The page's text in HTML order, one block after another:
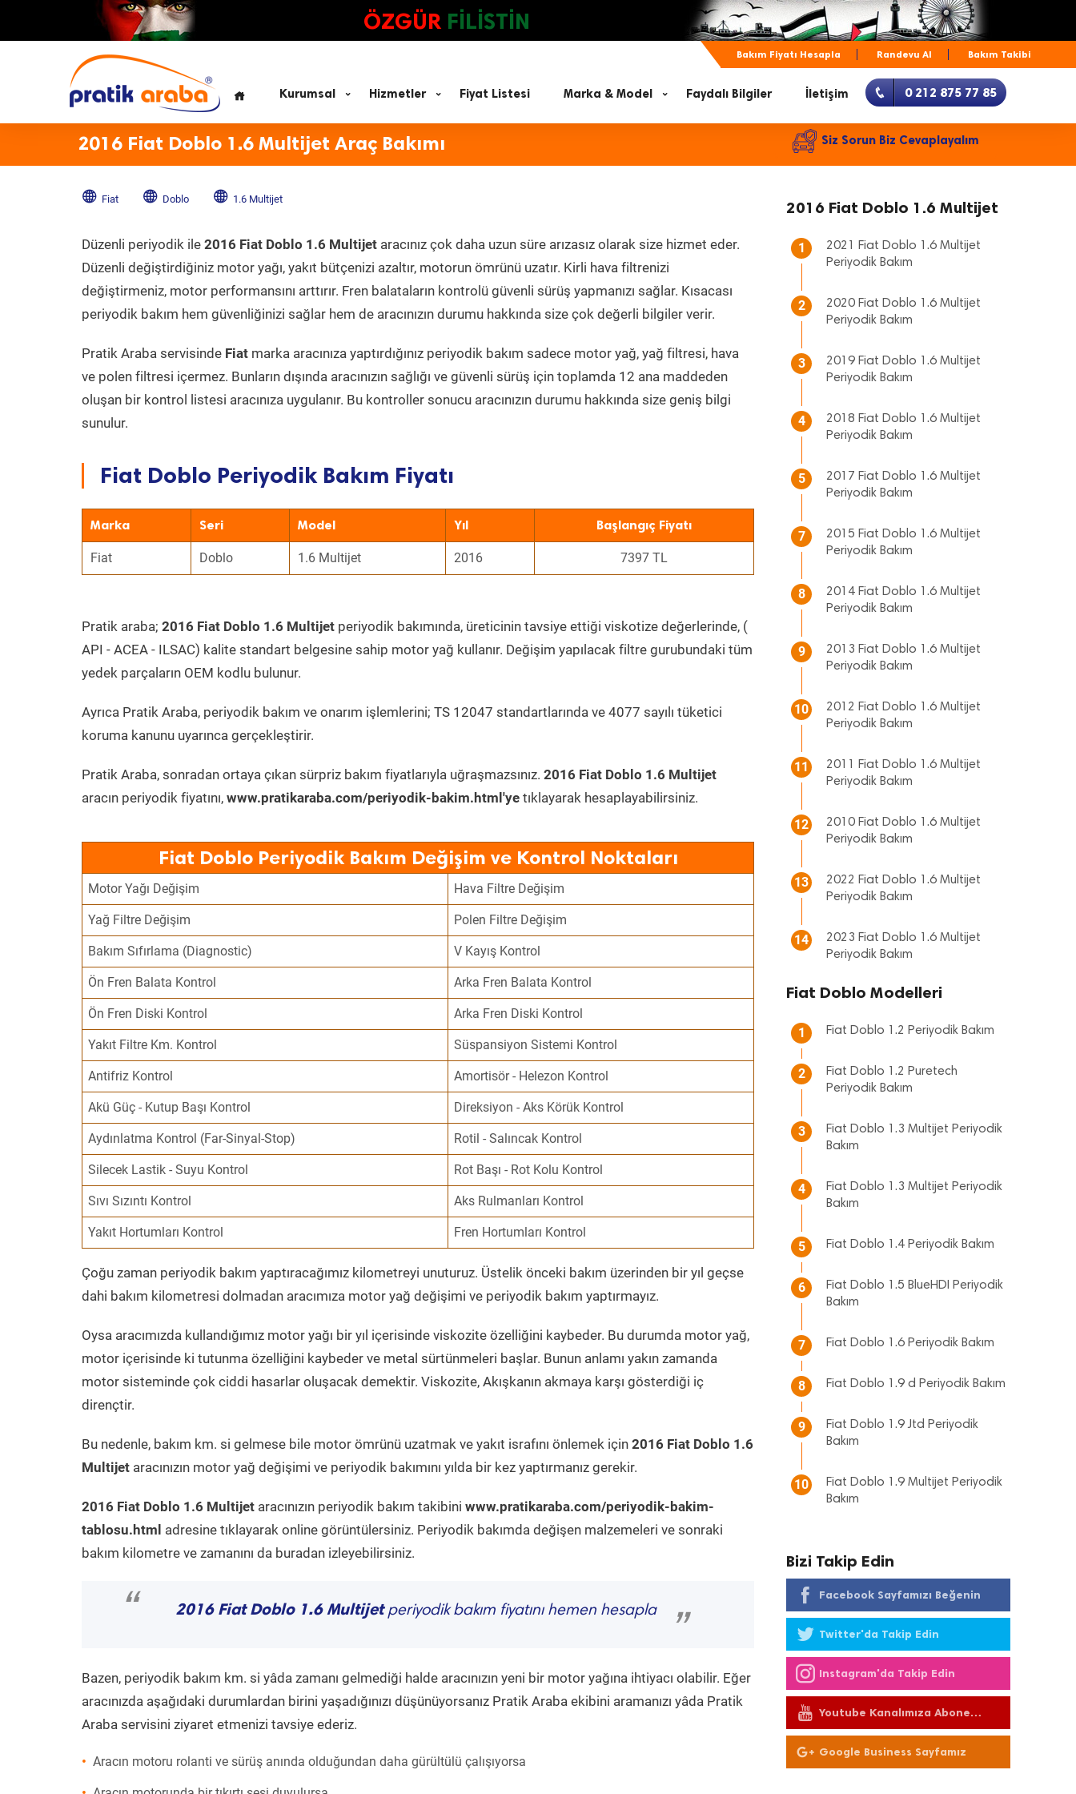
ÖZGÜR FİLİSTİN
Bakım Fiyatı Hesapla Randevu Al Bakım Takibi
Kurumsal Hizmetler Fiyat Listesi Marka & Model Faydalı Bilgiler İletişim 0 212 875 77 85
2016 Fiat Doblo 1.6 Multijet Araç Bakımı Siz Sorun Biz Cevaplayalım
Fiat Doblo 1.6 Multijet
Düzenli periyodik ile 2016 Fiat Doblo 1.6 Multijet aracınız çok daha uzun süre arızasız olarak size hizmet eder.
Düzenli değiştirdiğiniz motor yağı, yakıt bütçenizi azaltır, motorun ömrünü uzatır. Kirli hava filtrenizi
değiştirmeniz, motor performansını arttırır. Fren balataların kontrolü güvenli sürüş yapmanızı sağlar. Kısacası
periyodik bakım hem güvenliğinizi sağlar hem de aracınızın durumu hakkında size çok değerli bilgiler verir.
Pratik Araba servisinde Fiat marka aracınıza yaptırdığınız periyodik bakım sadece motor yağ, yağ filtresi, hava
ve polen filtresi içermez. Bunların dışında aracınızın sağlığı ve güvenli sürüş için toplamda 12 ana maddeden
oluşan bir kontrol listesi aracınıza uygulanır. Bu kontroller sonucu aracınızın durumu hakkında size geniş bilgi
sunulur.
Fiat Doblo Periyodik Bakım Fiyatı
Marka Seri Model Yıl Başlangıç Fiyatı
Fiat Doblo 1.6 Multijet 2016 7397 TL
Pratik araba; 2016 Fiat Doblo 1.6 Multijet periyodik bakımında, üreticinin tavsiye ettiği viskotize değerlerinde, (
API - ACEA - ILSAC) kalite standart belgesine sahip motor yağ kullanır. Değişim yapılacak filtre gurubundaki tüm
yedek parçaların OEM kodlu bulunur.
Ayrıca Pratik Araba, periyodik bakım ve onarım işlemlerini; TS 12047 standartlarında ve 4077 sayılı tüketici
koruma kanunu uyarınca gerçekleştirir.
Pratik Araba, sonradan ortaya çıkan sürpriz bakım fiyatlarıyla uğraşmazsınız. 2016 Fiat Doblo 1.6 Multijet
aracın periyodik fiyatını, www.pratikaraba.com/periyodik-bakim.html'ye tıklayarak hesaplayabilirsiniz.
Fiat Doblo Periyodik Bakım Değişim ve Kontrol Noktaları
Motor Yağı Değişim Hava Filtre Değişim
Yağ Filtre Değişim Polen Filtre Değişim
Bakım Sıfırlama (Diagnostic) V Kayış Kontrol
Ön Fren Balata Kontrol Arka Fren Balata Kontrol
Ön Fren Diski Kontrol Arka Fren Diski Kontrol
Yakıt Filtre Km. Kontrol Süspansiyon Sistemi Kontrol
Antifriz Kontrol Amortisör - Helezon Kontrol
Akü Güç - Kutup Başı Kontrol Direksiyon - Aks Körük Kontrol
Aydınlatma Kontrol (Far-Sinyal-Stop) Rotil - Salıncak Kontrol
Silecek Lastik - Suyu Kontrol Rot Başı - Rot Kolu Kontrol
Sıvı Sızıntı Kontrol Aks Rulmanları Kontrol
Yakıt Hortumları Kontrol Fren Hortumları Kontrol
Çoğu zaman periyodik bakım yaptıracağımız kilometreyi unuturuz. Üstelik önceki bakım üzerinden bir yıl geçse
dahi bakım kilometresi dolmadan aracımıza motor yağ değişimi ve periyodik bakım yaptırmayız.
Oysa aracımızda kullandığımız motor yağı bir yıl içerisinde viskozite özelliğini kaybeder. Bu durumda motor yağ,
motor içerisinde ki tutunma özelliğini kaybeder ve metal sürtünmeleri başlar. Bunun anlamı yakın zamanda
motor sisteminde çok ciddi hasarlar oluşacak demektir. Viskozite, Akışkanın akmaya karşı gösterdiği iç
dirençtir.
Bu nedenle, bakım km. si gelmese bile motor ömrünü uzatmak ve yakıt israfını önlemek için 2016 Fiat Doblo 1.6
Multijet aracınızın motor yağ değişimi ve periyodik bakımını yılda bir kez yaptırmanız gerekir.
2016 Fiat Doblo 1.6 Multijet aracınızın periyodik bakım takibini www.pratikaraba.com/periyodik-bakim-
tablosu.html adresine tıklayarak online görüntülersiniz. Periyodik bakımda değişen malzemeleri ve sonraki
bakım kilometre ve zamanını da buradan izleyebilirsiniz.
“ 2016 Fiat Doblo 1.6 Multijetperiyodik bakım fiyatını hemen hesapla
”
Bazen, periyodik bakım km. si yâda zamanı gelmediği halde aracınızın yeni bir motor yağına ihtiyacı olabilir. Eğer
aracınızda aşağıdaki durumlardan birini yaşadığınızı düşünüyorsanız Pratik Araba ekibini aramanızı yâda Pratik
Araba servisini ziyaret etmenizi tavsiye ederiz.
Aracın motoru rolanti ve sürüş anında olduğundan daha gürültülü çalışıyorsa
2016 Fiat Doblo 1.6 Multijet
1
2021 Fiat Doblo 1.6 Multijet
Periyodik Bakım
2
2020 Fiat Doblo 1.6 Multijet
Periyodik Bakım
3
2019 Fiat Doblo 1.6 Multijet
Periyodik Bakım
4
2018 Fiat Doblo 1.6 Multijet
Periyodik Bakım
5
2017 Fiat Doblo 1.6 Multijet
Periyodik Bakım
7
2015 Fiat Doblo 1.6 Multijet
Periyodik Bakım
8
2014 Fiat Doblo 1.6 Multijet
Periyodik Bakım
9
2013 Fiat Doblo 1.6 Multijet
Periyodik Bakım
10
2012 Fiat Doblo 1.6 Multijet
Periyodik Bakım
11
2011 Fiat Doblo 1.6 Multijet
Periyodik Bakım
12
2010 Fiat Doblo 1.6 Multijet
Periyodik Bakım
13
2022 Fiat Doblo 1.6 Multijet
Periyodik Bakım
14
2023 Fiat Doblo 1.6 Multijet
Periyodik Bakım
Fiat Doblo Modelleri
1 Fiat Doblo 1.2 Periyodik Bakım
2
Fiat Doblo 1.2 Puretech
Periyodik Bakım
3
Fiat Doblo 1.3 Multijet Periyodik
Bakım
4
Fiat Doblo 1.3 Multijet Periyodik
Bakım
5 Fiat Doblo 1.4 Periyodik Bakım
6
Fiat Doblo 1.5 BlueHDI Periyodik
Bakım
7 Fiat Doblo 1.6 Periyodik Bakım
8 Fiat Doblo 1.9 d Periyodik Bakım
9
Fiat Doblo 1.9 Jtd Periyodik
Bakım
10
Fiat Doblo 1.9 Multijet Periyodik
Bakım
Bizi Takip Edin
Facebook Sayfamızı Beğenin
Twitter'da Takip Edin
Instagram'da Takip Edin
Youtube Kanalımıza Abone
Olun
Google Business Sayfamız